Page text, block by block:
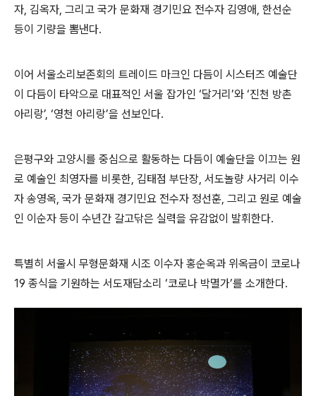
자, 김옥자, 그리고 국가 문화재 경기민요 전수자 김영애, 한선순
등이 기량을 뽐낸다.
이어 서울소리보존회의 트레이드 마크인 다듬이 시스터즈 예술단
이 다듬이 타악으로 대표적인 서울 잡가인 ‘달거리 ’와 ‘진천 방촌
아리랑’, ‘영천 아리랑’을 선보인다.
은평구와 고양시를 중심으로 활동하는 다듬이 예술단을 이끄는 원
로 예술인 최영자를 비롯한, 김태점 부단장, 서도놀량 사거리 이수
자 송영옥, 국가 문화재 경기민요 전수자 정선훈, 그리고 원로 예술
인 이순자 등이 수년간 갈고닦은 실력을 유감없이 발휘한다.
특별히 서울시 무형문화재 시조 이수자 홍순옥과 위옥금이 코로나
19 종식을 기원하는 서도재담소리 ‘코로나 박멸가’를 소개한다.